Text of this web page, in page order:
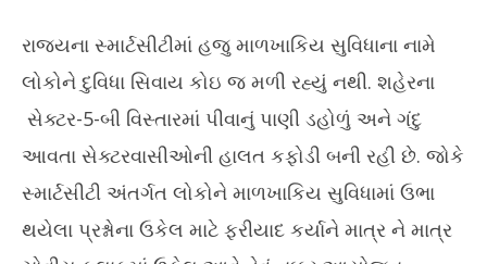
રાજ્યના સ્માર્ટસીટીમાં હજુ માળખાકિય સુવિધાના નામે
લોકોને દુવિધા સિવાય કોઇ જ મળી રહ્યું નથી. શહેરના
સેક્ટર-5-બી વિસ્તારમાં પીવાનું પાણી ડહોળું અને ગંદુ
આવતા સેક્ટરવાસીઓની હાલત કફોડી બની રહી છે. જોકે
સ્માર્ટસીટી અંતર્ગત લોકોને માળખાકિય સુવિધામાં ઉભા
થયેલા પ્રશ્નોના ઉકેલ માટે ફરીયાદ કર્યાને માત્ર ને માત્ર